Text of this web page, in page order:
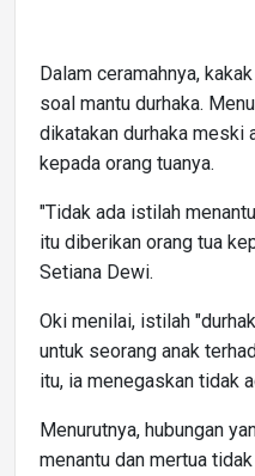
Dalam ceramahnya,
soal mantu durhaka.
dikatakan durhaka meski
kepada orang tuanya.
"Tidak ada istilah
itu diberikan orang tua
Setiana Dewi.
Oki menilai, istilah
untuk seorang anak
itu, ia menegaskan tidak
Menurutnya, hubungan
menantu dan mertua